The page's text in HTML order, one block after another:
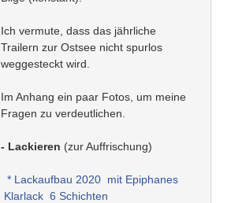
Ich vermute, dass das jährliche
Trailern zur Ostsee nicht spurlos
weggesteckt wird.
Im Anhang ein paar Fotos, um meine
Fragen zu verdeutlichen.
- Lackieren (zur Auffrischung)
* Lackaufbau 2020 mit Epiphanes
Klarlack 6 Schichten